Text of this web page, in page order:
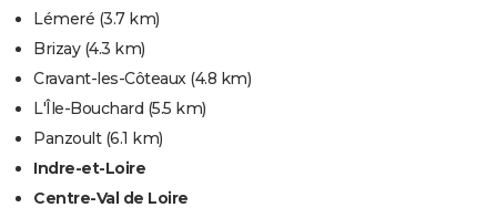
Lémeré (3.7 km)
Brizay(4.3 km)
Cravant-les-Côteaux(4.8 km)
L'Île-Bouchard (5.5 km)
Panzoult(6.1 km)
Indre-et-Loire
Centre-Val de Loire